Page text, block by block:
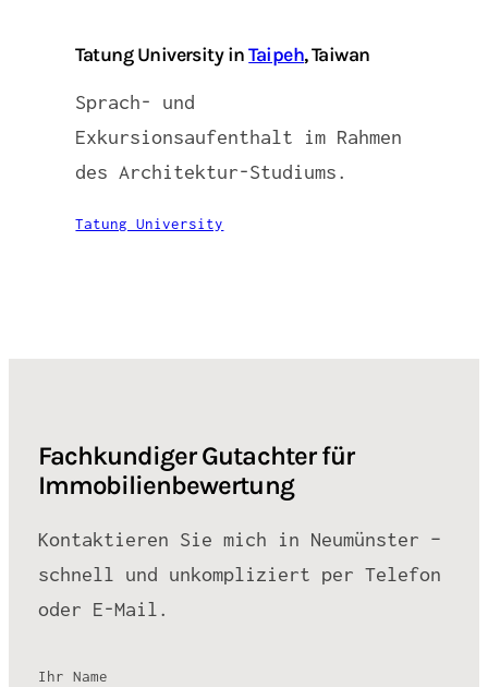
Tatung University inTaipeh, Taiwan
Sprach- und
Exkursionsaufenthalt im Rahmen
des Architektur-Studiums.
Tatung University
Fachkundiger Gutachter für
Immobilienbewertung
Kontaktieren Sie mich in Neumünster –
schnell und unkompliziert per Telefon
oder E-Mail.
Ihr Name